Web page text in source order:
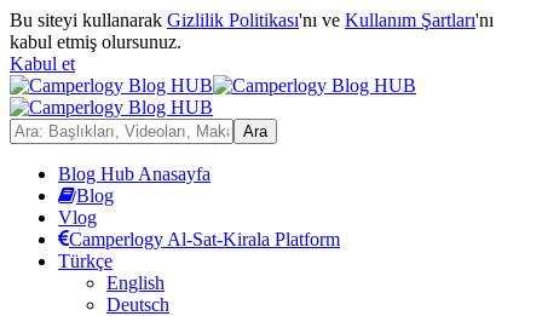
Bu siteyi kullanarak Gizlilik Politikası'nı ve Kullanım Şartları'nı
kabul etmiş olursunuz.
Kabul et
Blog Hub Anasayfa
Blog
Vlog
Camperlogy Al-Sat-Kirala Platform
Türkçe
English
Deutsch